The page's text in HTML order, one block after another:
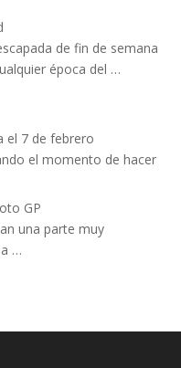
de fin de semana
época del …
el 7 de febrero
el momento de hacer
GP
una parte muy
…